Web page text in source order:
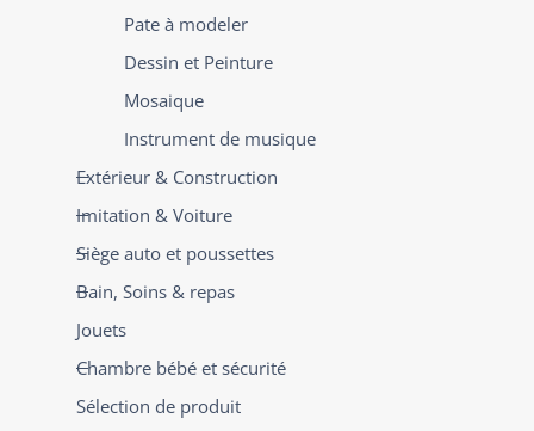
Pate à modeler
Dessin et Peinture
Mosaique
Instrument de musique
Extérieur & Construction
Imitation & Voiture
Siège auto et poussettes
Bain, Soins & repas
Jouets
Chambre bébé et sécurité
Sélection de produit